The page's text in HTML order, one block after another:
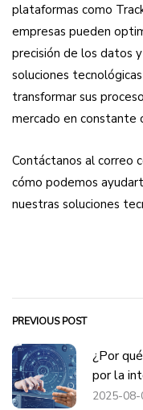
plataformas como
empresas pueden
precisión de los datos
soluciones
transformar sus
mercado en constante
Contáctanos al correo
cómo podemos
nuestras soluciones
PREVIOUS POST
¿Por
por la
2025-08-